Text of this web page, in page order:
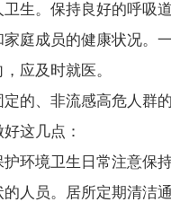
卫生。保持良好的呼吸
家庭成员的健康状况。
应及时就医。
定的、非流感高危人群
这几点：
环境卫生日常注意保
人员。居所定期清洁